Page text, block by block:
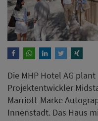
Die MHP Hotel AG
Projektentwickler
Marriott-Marke
Innenstadt. Das Haus